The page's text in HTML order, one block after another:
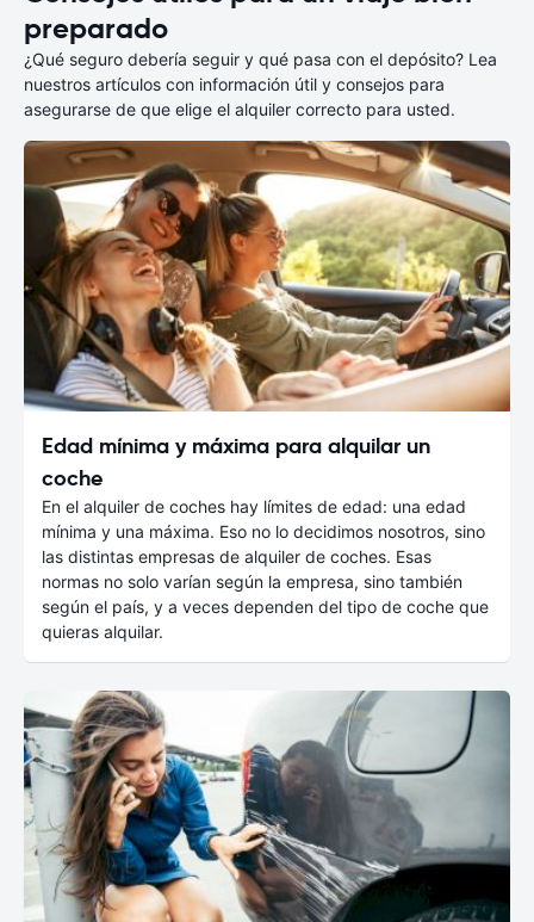
preparado
¿Qué seguro debería seguir y qué pasa con el depósito? Lea
nuestros artículos con información útil y consejos para
asegurarse de que elige el alquiler correcto para usted.
Edad mínima y máxima para alquilar un
coche
En el alquiler de coches hay límites de edad: una edad
mínima y una máxima. Eso no lo decidimos nosotros, sino
las distintas empresas de alquiler de coches. Esas
normas no solo varían según la empresa, sino también
según el país, y a veces dependen del tipo de coche que
quieras alquilar.